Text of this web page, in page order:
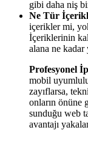
gibi daha niş
Ne Tür
içerikler mi,
İçeriklerinin
alana ne kadar
Profesyonel
mobil
zayıflarsa,
onların önüne
sunduğu web
avantajı